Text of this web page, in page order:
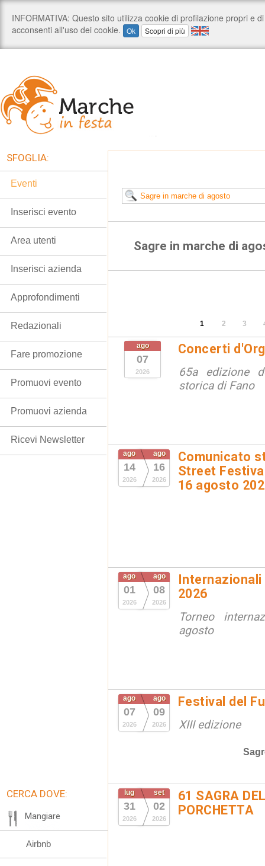
Sagre in marche di
1 2 3
ago
07
2026
Concerti
65a edizione
storica di Fano
ago
14
2026
ago
16
2026
Comunicato
Street
16 agosto
ago
01
2026
ago
08
2026
Internazionali
2026
Torneo
agosto
ago
07
2026
ago
09
2026
Festival del
XIII edizione
lug
31
2026
set
02
2026
61 SAGRA
PORCHETTA
SFOGLIA:
Eventi
Inserisci evento
Area utenti
Inserisci azienda
Approfondimenti
Redazionali
Fare promozione
Promuovi evento
Promuovi azienda
Ricevi Newsletter
CERCA DOVE:
Mangiare
Airbnb